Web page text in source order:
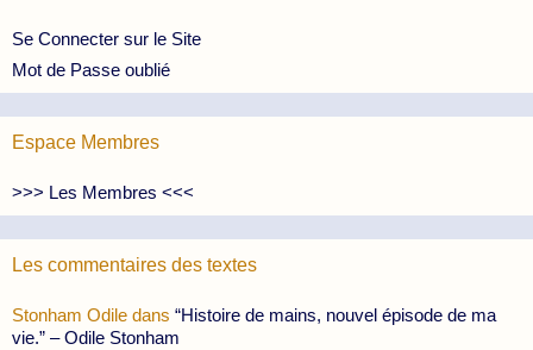
Se Connecter sur le Site
Mot de Passe oublié
Espace Membres
>>> Les Membres <<<
Les commentaires des textes
Stonham Odile dans “Histoire de mains, nouvel épisode de ma
vie.” – Odile Stonham